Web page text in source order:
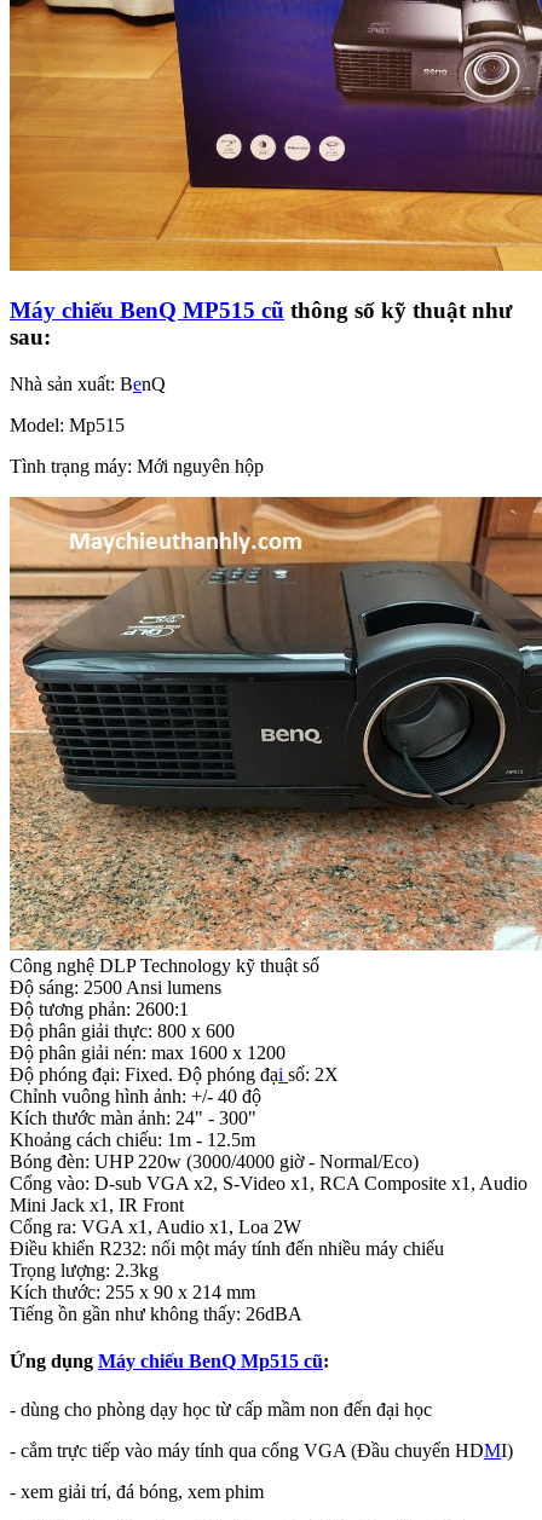
Máy chiếu BenQ MP515 cũ thông số kỹ thuật như
sau:
Nhà sản xuất: BenQ
Model: Mp515
Tình trạng máy: Mới nguyên hộp
Công nghệ DLP Technology kỹ thuật số
Độ sáng: 2500 Ansi lumens
Độ tương phản: 2600:1
Độ phân giải thực: 800 x 600
Độ phân giải nén: max 1600 x 1200
Độ phóng đại: Fixed. Độ phóng đại số: 2X
Chỉnh vuông hình ảnh: +/- 40 độ
Kích thước màn ảnh: 24" - 300"
Khoảng cách chiếu: 1m - 12.5m
Bóng đèn: UHP 220w (3000/4000 giờ - Normal/Eco)
Cổng vào: D-sub VGA x2, S-Video x1, RCA Composite x1, Audio
Mini Jack x1, IR Front
Cổng ra: VGA x1, Audio x1, Loa 2W
Điều khiển R232: nối một máy tính đến nhiều máy chiếu
Trọng lượng: 2.3kg
Kích thước: 255 x 90 x 214 mm
Tiếng ồn gần như không thấy: 26dBA
Ứng dụng Máy chiếu BenQ Mp515 cũ:
- dùng cho phòng dạy học từ cấp mầm non đến đại học
- cắm trực tiếp vào máy tính qua cổng VGA (Đầu chuyển HDMI)
- xem giải trí, đá bóng, xem phim